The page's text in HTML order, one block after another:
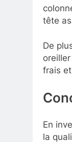
tête
De
frais
En
la